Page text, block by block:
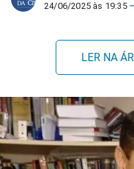
24/06/2025 às 19:35
LER NA